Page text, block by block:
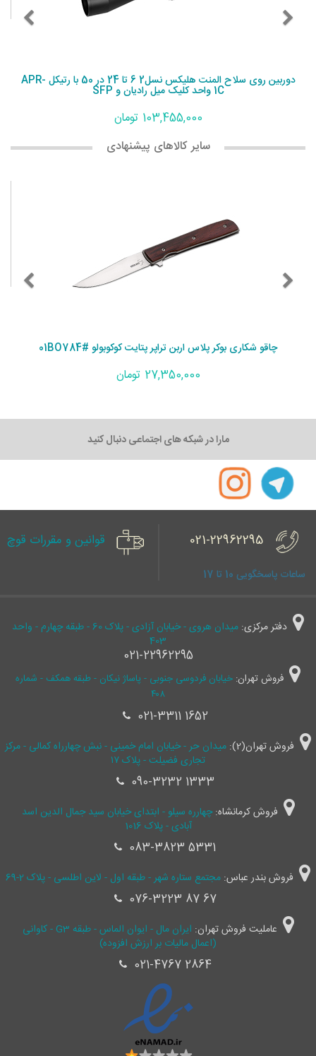
دوربین روی سلاح المنت هلیکس نسل2 6 تا 24 در 50 با رتیکل APR-
1C واحد کلیک میل رادیان و SFP
103,455,000 تومان
سایر کالاهای پیشنهادی
چاقو شکاری بوکر پلاس اربن تراپر پتایت کوکوبولو #01BO784
27,350,000 تومان
مارا در شبکه های اجتماعی دنبال کنید
021-22962295
ساعات پاسخگویی 10 تا 17
قوانین و مقررات قوچ
دفتر مرکزی:
میدان هروی - خیابان آزادی - پلاک 60 - طبقه چهارم - واحد
403
021-22962295
فروش تهران: خیابان فردوسی جنوبی - پاساژ نیکان - طبقه همکف - شماره
۴۰۸
021-3311 1652
فروش تهران(2):
میدان حر - خیابان امام خمینی - نبش چهارراه کمالی - مرکز
تجاری فضیلت - پلاک ۱۷
090-3232 1333
فروش کرمانشاه:چهارره سیلو - ابتدای خیابان سید جمال ‌الدین اسد
آبادی - پلاک 1016
083-3823 5331
فروش بندر عباس: مجتمع ستاره شهر - طبقه اول - لاین اطلسی - پلاک 2-69
076-3223 87 67
عاملیت فروش تهران:
ایران مال - ایوان الماس - طبقه G3 - کاوانی
(اعمال مالیات بر ارزش افزوده)
021-4767 2864